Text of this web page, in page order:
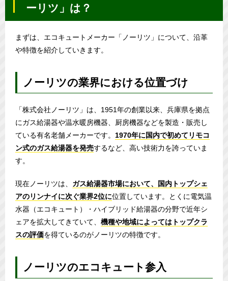
ーリツ」は？
まずは、エコキュートメーカー「ノーリツ」について、沿革
や特徴を紹介していきます。
ノーリツの業界における位置づけ
「株式会社ノーリツ」は、1951年の創業以来、兵庫県を拠点
にガス給湯器や温水暖房機器、厨房機器などを製造・販売し
ている有名老舗メーカーです。 1970年に国内で初めてリモコ
ン式のガス給湯器を発売するなど、高い技術力を誇っていま
す。
現在ノーリツは、 ガス給湯器市場において、国内トップシェ
アのリンナイに次ぐ業界2位に位置しています。とくに電気温
水器（エコキュート）・ハイブリッド給湯器の分野で近年シ
ェアを拡大してきていて、 機種や地域によってはトップクラ
スの評価を得ているのがノーリツの特徴です。
ノーリツのエコキュート参入